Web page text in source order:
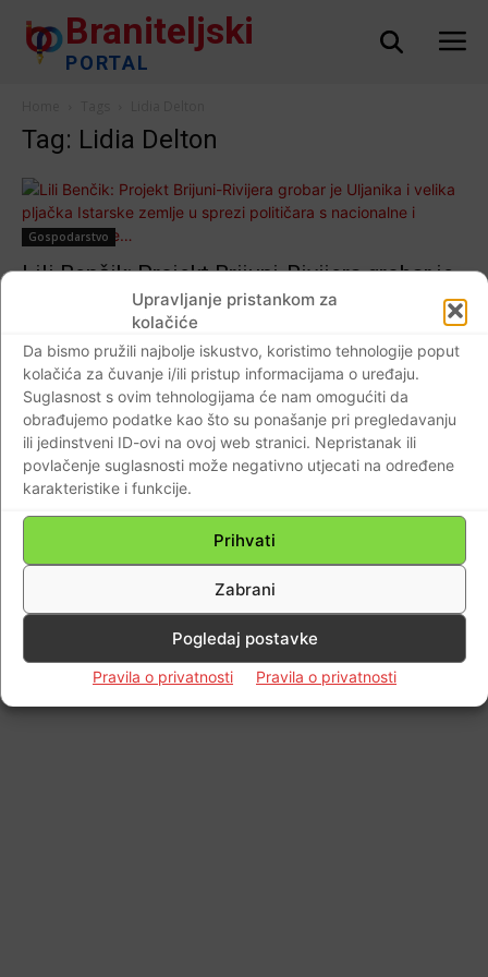
Upravljanje pristankom za
kolačiće
Da bismo pružili najbolje iskustvo, koristimo tehnologije poput
kolačića za čuvanje i/ili pristup informacijama o uređaju.
Suglasnost s ovim tehnologijama će nam omogućiti da
obrađujemo podatke kao što su ponašanje pri pregledavanju
ili jedinstveni ID-ovi na ovoj web stranici. Nepristanak ili
povlačenje suglasnosti može negativno utjecati na određene
karakteristike i funkcije.
Prihvati
Zabrani
Pogledaj postavke
Pravila o privatnosti Pravila o privatnosti
Braniteljski
PORTAL
Tag: Lidia Delton
Gospodarstvo
Lili Benčik: Projekt Brijuni-Rivijera grobar je
Uljanika i velika pljačka Istarske zemlje u
sprezi političara s nacionalne i lokalne
razine…
Braniteljski portal - 06.03.2019
Impressum Kontaktirajte nas
© Newspaper WordPress Theme by TagDiv